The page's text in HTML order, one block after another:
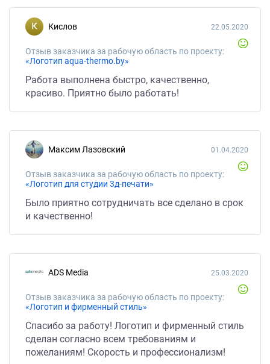
Кислов
Отзыв заказчика за рабочую область по проекту:
«Логотип aqua-thermo.by»
22.05.2020
Работа выполнена быстро, качественно,
красиво. Приятно было работать!
Максим Лазовский
Отзыв заказчика за рабочую область по проекту:
«Логотип для студии 3д-печати»
01.04.2020
Было приятно сотрудничать все сделано в срок
и качественно!
ADS Media
Отзыв заказчика за рабочую область по проекту:
«Логотип и фирменный стиль»
25.03.2020
Спасибо за работу! Логотип и фирменный стиль
сделан согласно всем требованиям и
пожеланиям! Скорость и профессионализм!